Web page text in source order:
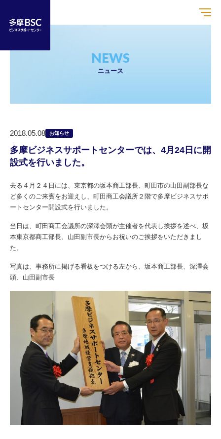
NEWS
ニュース
2018.05.08 お知らせ
多摩ビジネスサポートセンターでは、4月24日に開
設式を行いました。
去る４月２４日には、東京都の坂本商工部長、町田市の山田副部長な
ど多くのご来賓をお迎えし、町田商工会議所２階で多摩ビジネスサポ
ートセンター開設式を行いました。
当日は、町田商工会議所の深澤会頭が主催者を代表し挨拶を述べ、坂
本東京都商工部長、山田副市長からお祝いのご挨拶をいただきまし
た。
写真は、事務所に掲げる看板をつける左から、坂本商工部長、深澤会
頭、山田副市長